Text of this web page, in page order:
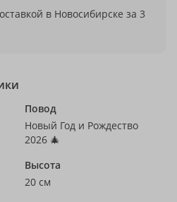
в Новосибирске за 3
Повод
Новый Год и Рождество
2026 🎄
Высота
20 см